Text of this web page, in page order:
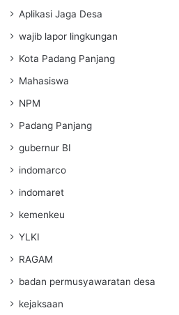
Aplikasi Jaga Desa
wajib lapor lingkungan
Kota Padang Panjang
Mahasiswa
NPM
Padang Panjang
gubernur BI
indomarco
indomaret
kemenkeu
YLKI
RAGAM
badan permusyawaratan desa
kejaksaan